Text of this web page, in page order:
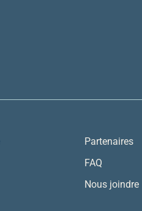
Partenaires
FAQ
Nous joindre